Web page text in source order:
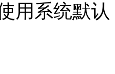
用系统默认